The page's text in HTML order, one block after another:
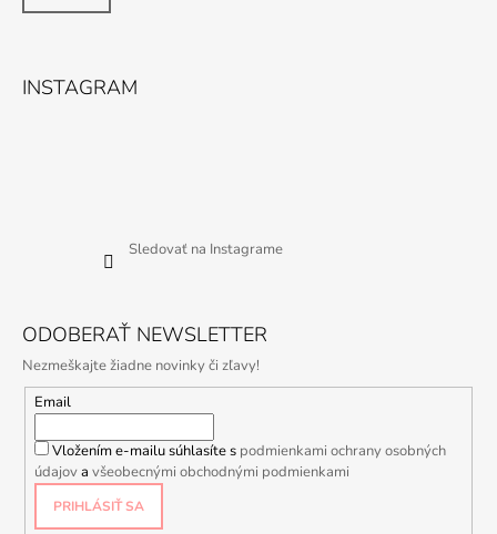
INSTAGRAM
Sledovať na Instagrame
ODOBERAŤ NEWSLETTER
Nezmeškajte žiadne novinky či zľavy!
Email
Vložením e-mailu súhlasíte s podmienkami ochrany osobných
údajovavšeobecnými obchodnými podmienkami
PRIHLÁSIŤ SA